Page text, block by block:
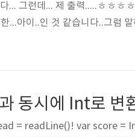
... 그런데... 제 출력.....ㅎㅎㅎ
...아이..인 것 같습니다..그럼
요..?Swift는 다른 언어들과 달
동시에 Int로 변
= readLine()! var score =